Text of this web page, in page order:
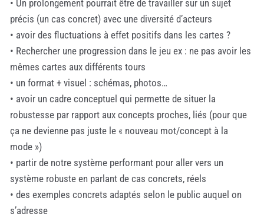
• Un prolongement pourrait être de travailler sur un sujet
précis (un cas concret) avec une diversité d’acteurs
• avoir des fluctuations à effet positifs dans les cartes ?
• Rechercher une progression dans le jeu ex : ne pas avoir les
mêmes cartes aux différents tours
• un format + visuel : schémas, photos…
• avoir un cadre conceptuel qui permette de situer la
robustesse par rapport aux concepts proches, liés (pour que
ça ne devienne pas juste le « nouveau mot/concept à la
mode »)
• partir de notre système performant pour aller vers un
système robuste en parlant de cas concrets, réels
• des exemples concrets adaptés selon le public auquel on
s’adresse